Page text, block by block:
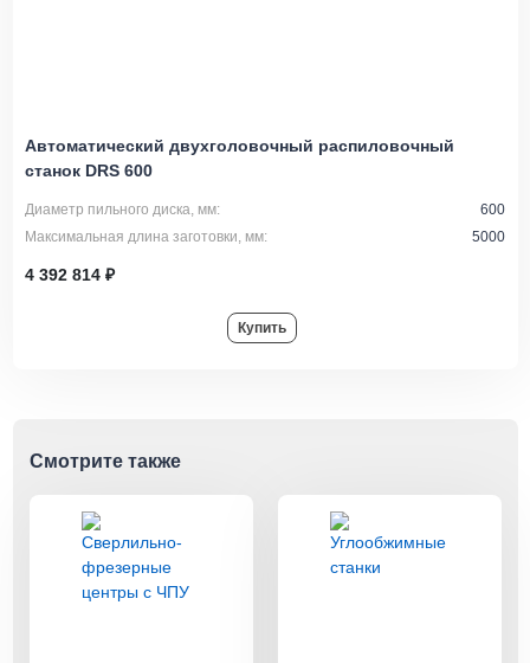
Автоматический двухголовочный распиловочный
станок DRS 600
Диаметр пильного диска, мм:
600
Максимальная длина заготовки, мм:
5000
4 392 814 ₽
Купить
Смотрите также